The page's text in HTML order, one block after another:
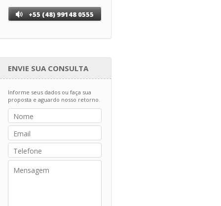
+55 (48) 99148 0555
ENVIE SUA CONSULTA
Informe seus dados ou faça sua
proposta e aguardo nosso retorno.